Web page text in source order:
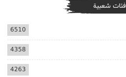
فئات شعبية
6510
4358
4263